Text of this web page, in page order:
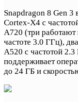
Snapdragon 8 Gen
Cortex-X4 с
A720 (три
частоте 3.0 ГГц),
A520 с частотой
поддерживает
до 24 ГБ и